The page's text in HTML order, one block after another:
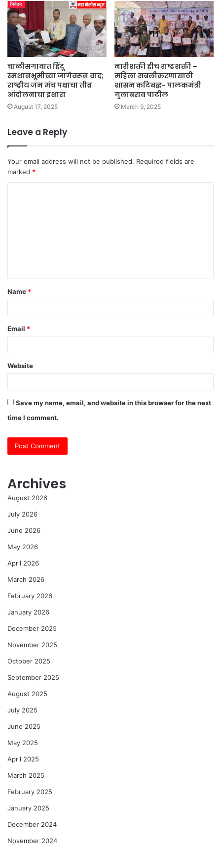
चाळीसगावात हिंदू
स्मशानभूमीच्या जागेवरून वाद;
राष्ट्रीय जन मंच पक्षाचा तीव्र
आंदोलनाचा इशारा
August 17, 2025
नारीशक्ती हीच राष्ट्रशक्ती –
महिला सबलीकरणासाठी
शासन कटिबद्ध- पालकमंत्री
गुलाबराव पाटील
March 9, 2025
Leave a Reply
Your email address will not be published. Required fields are
marked *
t
*
Name *
Email *
Website
Save my name, email, and website in this browser for the next
time I comment.
Archives
August 2026
July 2026
June 2026
May 2026
April 2026
March 2026
February 2026
January 2026
December 2025
November 2025
October 2025
September 2025
August 2025
July 2025
June 2025
May 2025
April 2025
March 2025
February 2025
January 2025
December 2024
November 2024